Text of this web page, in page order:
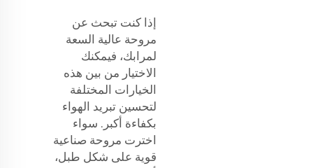
إذا كنت تبحث عن
مروحة عالية السعة
لمرابك، فيمكنك
الاختيار من بين هذه
الخيارات المختلفة
لتحسين تبريد الهواء
بكفاءة أكبر. سواء
اخترت مروحة صناعية
قوية على شكل طبل،